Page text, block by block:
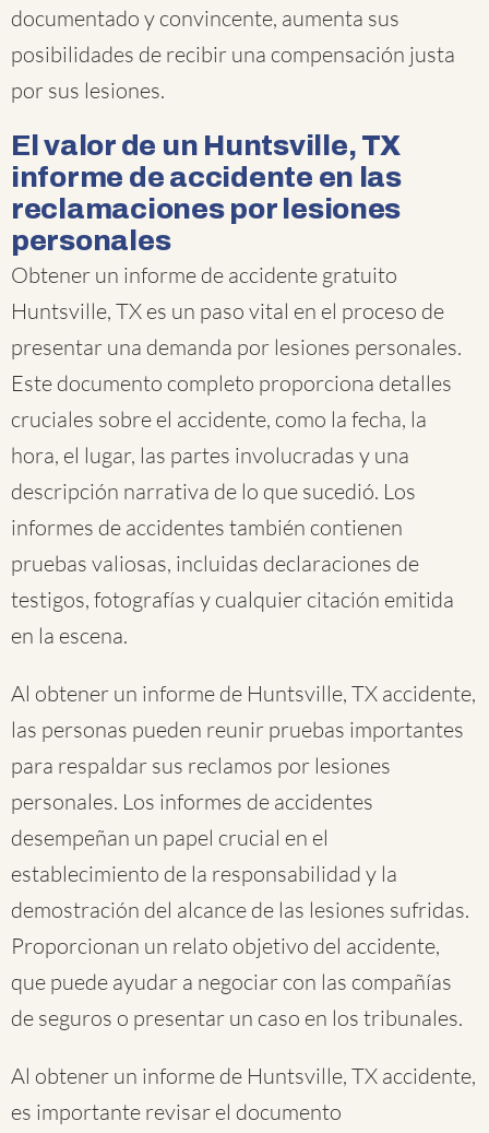
documentado y convincente, aumenta sus
posibilidades de recibir una compensación justa
por sus lesiones.
El valor de un Huntsville, TX
informe de accidente en las
reclamaciones por lesiones
personales
Obtener un informe de accidente gratuito
Huntsville, TX es un paso vital en el proceso de
presentar una demanda por lesiones personales.
Este documento completo proporciona detalles
cruciales sobre el accidente, como la fecha, la
hora, el lugar, las partes involucradas y una
descripción narrativa de lo que sucedió. Los
informes de accidentes también contienen
pruebas valiosas, incluidas declaraciones de
testigos, fotografías y cualquier citación emitida
en la escena.
Al obtener un informe de Huntsville, TX accidente,
las personas pueden reunir pruebas importantes
para respaldar sus reclamos por lesiones
personales. Los informes de accidentes
desempeñan un papel crucial en el
establecimiento de la responsabilidad y la
demostración del alcance de las lesiones sufridas.
Proporcionan un relato objetivo del accidente,
que puede ayudar a negociar con las compañías
de seguros o presentar un caso en los tribunales.
Al obtener un informe de Huntsville, TX accidente,
es importante revisar el documento